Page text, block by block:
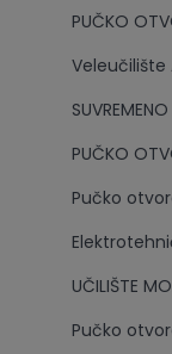
PUČKO
Veleučilište
PUČKO
Pučko
UČILIŠTE
Pučko